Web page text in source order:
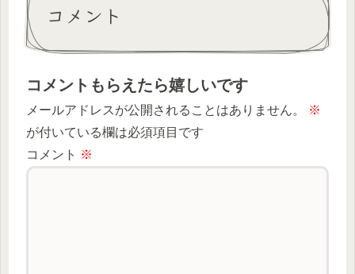
コメント
コメントもらえたら嬉しいです
メールアドレスが公開されることはありません。
※
が付いている欄は必須項目です
コメント ※